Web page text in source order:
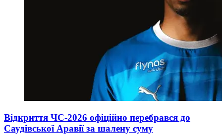
Відкриття ЧС-2026 офіційно перебрався до
Саудівської Аравії за шалену суму